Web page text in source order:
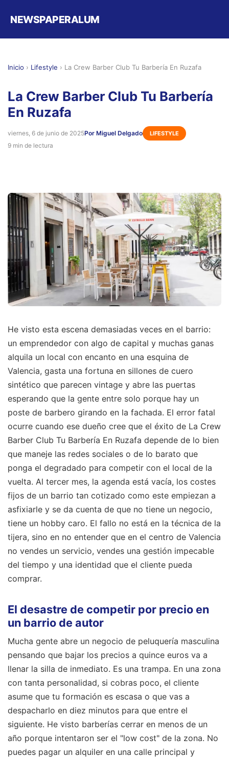
NEWSPAPERALUM
Inicio › Lifestyle › La Crew Barber Club Tu Barbería En Ruzafa
La Crew Barber Club Tu Barbería
En Ruzafa
viernes, 6 de junio de 2025Por Miguel Delgado LIFESTYLE
9 min de lectura
He visto esta escena demasiadas veces en el barrio:
un emprendedor con algo de capital y muchas ganas
alquila un local con encanto en una esquina de
Valencia, gasta una fortuna en sillones de cuero
sintético que parecen vintage y abre las puertas
esperando que la gente entre solo porque hay un
poste de barbero girando en la fachada. El error fatal
ocurre cuando ese dueño cree que el éxito de La Crew
Barber Club Tu Barbería En Ruzafa depende de lo bien
que maneje las redes sociales o de lo barato que
ponga el degradado para competir con el local de la
vuelta. Al tercer mes, la agenda está vacía, los costes
fijos de un barrio tan cotizado como este empiezan a
asfixiarle y se da cuenta de que no tiene un negocio,
tiene un hobby caro. El fallo no está en la técnica de la
tijera, sino en no entender que en el centro de Valencia
no vendes un servicio, vendes una gestión impecable
del tiempo y una identidad que el cliente pueda
comprar.
El desastre de competir por precio en
un barrio de autor
Mucha gente abre un negocio de peluquería masculina
pensando que bajar los precios a quince euros va a
llenar la silla de inmediato. Es una trampa. En una zona
con tanta personalidad, si cobras poco, el cliente
asume que tu formación es escasa o que vas a
despacharlo en diez minutos para que entre el
siguiente. He visto barberías cerrar en menos de un
año porque intentaron ser el "low cost" de la zona. No
puedes pagar un alquiler en una calle principal y